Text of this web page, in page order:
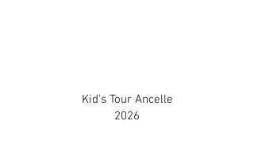
Kid's Tour Ancelle
2026